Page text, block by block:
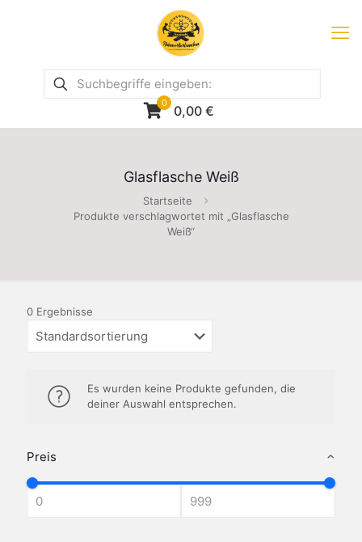
0 0,00 €
Glasflasche Weiß
Startseite
Produkte verschlagwortet mit „Glasflasche
Weiß“
Preis
0 Ergebnisse
Es wurden keine Produkte gefunden, die
deiner Auswahl entsprechen.